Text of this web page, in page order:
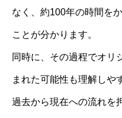
なく、約100年の時間を
ことが分かります。
同時に、その過程でオリ
まれた可能性も理解しや
過去から現在への流れを